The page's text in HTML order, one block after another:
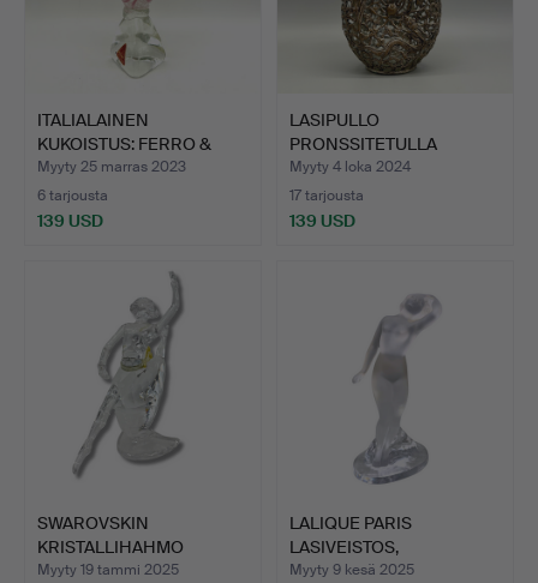
ITALIALAINEN
KUKOISTUS: FERRO &
LAZZARININ…
Myyty 25 marras 2023
6 tarjousta
139 USD
LASIPULLO
PRONSSITETULLA
METALLIPINNOITTEE…
Myyty 4 loka 2024
17 tarjousta
139 USD
SWAROVSKIN
KRISTALLIHAHMO
”TANSSIJA ANNA” …
Myyty 19 tammi 2025
LALIQUE PARIS
LASIVEISTOS,
SIGNEERATTU, RA…
Myyty 9 kesä 2025